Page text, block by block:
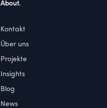
About.
Kontakt
Über uns
Projekte
Insights
Blog
News